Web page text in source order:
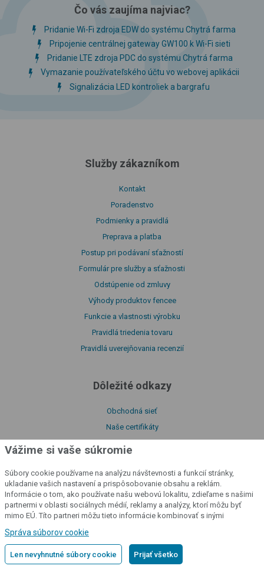
Čo vás zaujíma najviac?
Pridanie Wi-Fi zdroja EDW do systému Chytrá farma
Pripojenie centrálnej gateway GW100 k Wi-Fi sieti
Pridanie LTE zdroja PDC do systému Chytrá farma
Vymazanie používateľského účtu vo webovej aplikácii
Signalizácia LED kontroliek a bargrafu
Služby zákazníkom
Kontakt
Poradenstvo
Podmienky a pravidlá
Preprava a platba
Postup pri podávaní sťažností
Formulár pre služby a sťažnosti
Odstúpenie od zmluvy
Výhody produktov fencee
Funkcie a vlastnosti výrobku
Pravidlá triedenia tovaru
Pravidlá uverejňovania recenzií
Dôležité odkazy
Obchodná sieť
Naše certifikáty
O našej spoločnosti
Vyhlásenie o zhode
Katalóg produktov
Zásady spracovania osobných údajov
Informácie o súboroch cookie
Vážime si vaše súkromie
Súbory cookie používame na analýzu návštevnosti a funkcií stránky,
ukladanie vašich nastavení a prispôsobovanie obsahu a reklám.
Informácie o tom, ako používate našu webovú lokalitu, zdieľame s našimi
partnermi v oblasti sociálnych médií, reklamy a analýzy, ktorí môžu byť
mimo EÚ. Títo partneri môžu tieto informácie kombinovať s inými
používania ich služieb.Podrobné informácie
Správa súborov cookie
Len nevyhnutné súbory cookie Prijať všetko